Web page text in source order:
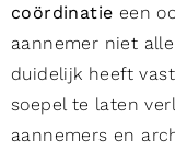
coördinatie een
aannemer niet
duidelijk heeft
soepel te laten
aannemers en